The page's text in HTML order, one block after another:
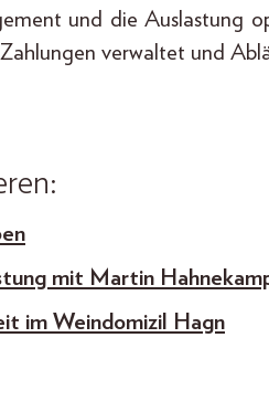
und die Auslastung
verwaltet und
mit Martin
im Weindomizil Hagn